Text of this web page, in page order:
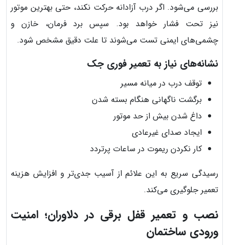
بررسی می‌شود. اگر درب آزادانه حرکت نکند، حتی بهترین موتور
نیز تحت فشار خواهد بود. سپس برد فرمان، خازن و
چشمی‌های ایمنی تست می‌شوند تا علت دقیق مشخص شود.
نشانه‌های نیاز به تعمیر فوری جک
توقف درب در میانه مسیر
برگشت ناگهانی هنگام بسته شدن
داغ شدن بیش از حد موتور
ایجاد صدای غیرعادی
کار نکردن ریموت در ساعات پرتردد
رسیدگی سریع به این علائم از آسیب جدی‌تر و افزایش هزینه
تعمیر جلوگیری می‌کند.
نصب و تعمیر قفل برقی در دلاوران؛ امنیت
ورودی ساختمان